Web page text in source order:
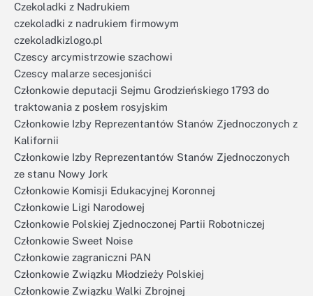
Czekoladki z Nadrukiem
czekoladki z nadrukiem firmowym
czekoladkizlogo.pl
Czescy arcymistrzowie szachowi
Czescy malarze secesjoniści
Członkowie deputacji Sejmu Grodzieńskiego 1793 do
traktowania z posłem rosyjskim
Członkowie Izby Reprezentantów Stanów Zjednoczonych z
Kalifornii
Członkowie Izby Reprezentantów Stanów Zjednoczonych
ze stanu Nowy Jork
Członkowie Komisji Edukacyjnej Koronnej
Członkowie Ligi Narodowej
Członkowie Polskiej Zjednoczonej Partii Robotniczej
Członkowie Sweet Noise
Członkowie zagraniczni PAN
Członkowie Związku Młodzieży Polskiej
Członkowie Związku Walki Zbrojnej